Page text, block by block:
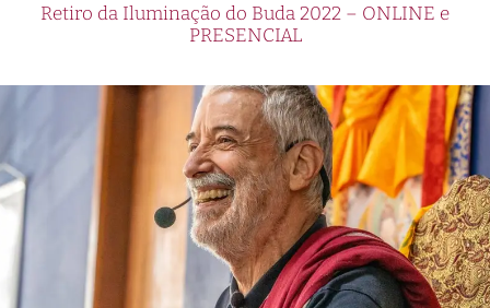
Retiro da Iluminação do Buda 2022 – ONLINE e
PRESENCIAL